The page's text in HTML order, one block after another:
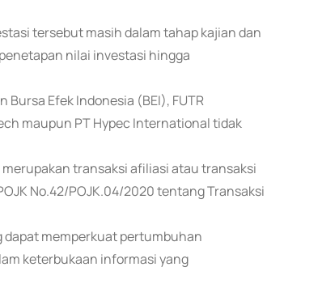
tersebut masih dalam tahap kajian dan
nilai investasi hingga
Efek Indonesia (BEI), FUTR
maupun PT Hypec International tidak
transaksi afiliasi atau transaksi
No.42/POJK.04/2020 tentang Transaksi
dapat memperkuat pertumbuhan
keterbukaan informasi yang